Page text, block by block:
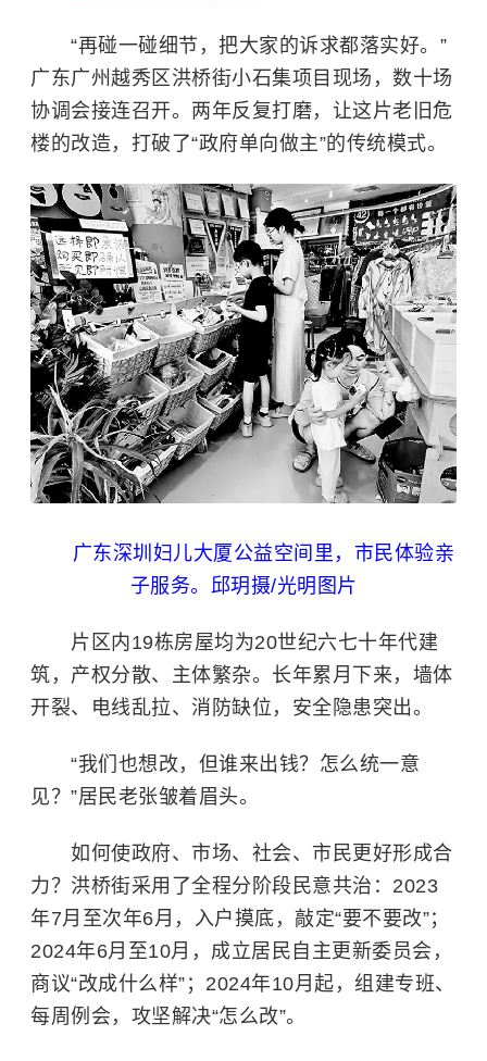
“再碰一碰细节，把大家的诉求都落实好。”
广东广州越秀区洪桥街小石集项目现场，数十场
协调会接连召开。两年反复打磨，让这片老旧危
楼的改造，打破了“政府单向做主”的传统模式。
广东深圳妇儿大厦公益空间里，市民体验亲
子服务。邱玥摄/光明图片
片区内19栋房屋均为20世纪六七十年代建
筑，产权分散、主体繁杂。长年累月下来，墙体
开裂、电线乱拉、消防缺位，安全隐患突出。
“我们也想改，但谁来出钱？怎么统一意
见？”居民老张皱着眉头。
如何使政府、市场、社会、市民更好形成合
力？洪桥街采用了全程分阶段民意共治：2023
年7月至次年6月，入户摸底，敲定“要不要改”；
2024年6月至10月，成立居民自主更新委员会，
商议“改成什么样”；2024年10月起，组建专班、
每周例会，攻坚解决“怎么改”。